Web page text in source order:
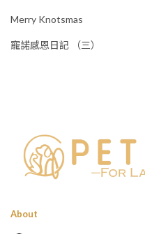
Merry Knotsmas
寵諾感恩日記 （三）
About